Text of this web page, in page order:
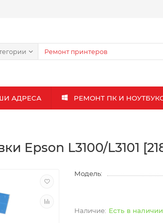
АДРЕСА РЕМОНТ ПК И
Epson L3100/L3101
Модель:
Есть в наличии